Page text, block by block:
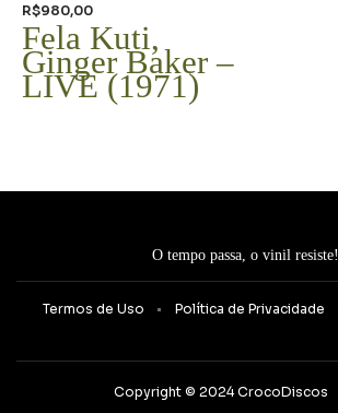
R$980,00
Fela Kuti,
Ginger Baker –
LIVE (1971)
O tempo passa, o vinil resiste!
Termos de Uso Política de Privacidade
Copyright © 2024 CrocoDiscos